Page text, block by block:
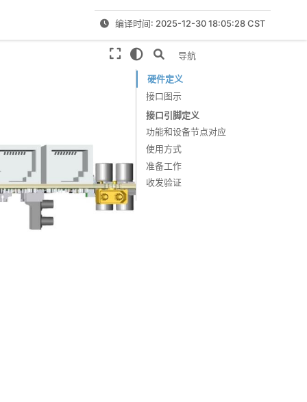
编译时间: 2025-12-30 18:05:28 CST
本页导航
硬件定义
接口图示
接口引脚定义
功能和设备节点对应
使用方式
准备工作
收发验证